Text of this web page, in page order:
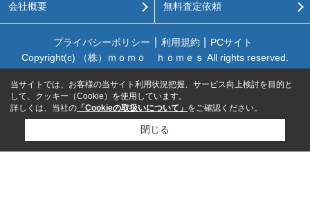
会社概要 無料査定依頼
プライバシーポリシー 利用規約
PCサイト
Copyright(c) （株）ｍｏｍｏ ｈｏｍｅｓ All rights reserved.
当サイトでは、お客様の当サイト利用状況把握、サービス向上検討を目的と
して、クッキー（Cookie）を使用しています。
詳しくは、当社の 「Cookieの取扱いについて」 をご確認ください。
閉じる